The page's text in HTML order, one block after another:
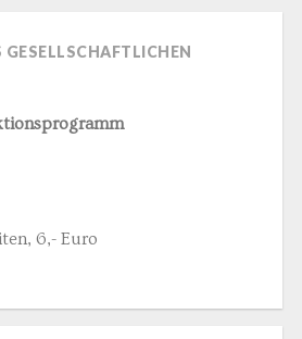
GESELLSCHAFTLICHEN
6,- Euro